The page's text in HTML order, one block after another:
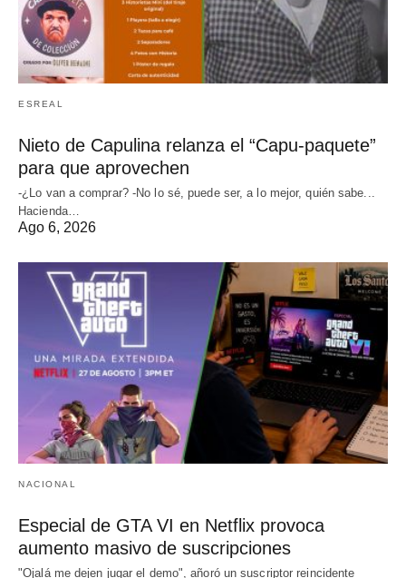
ESREAL
Nieto de Capulina relanza el “Capu-paquete”
para que aprovechen
-¿Lo van a comprar? -No lo sé, puede ser, a lo mejor, quién sabe...
Hacienda…
Ago 6, 2026
NACIONAL
Especial de GTA VI en Netflix provoca
aumento masivo de suscripciones
"Ojalá me dejen jugar el demo", añoró un suscriptor reincidente